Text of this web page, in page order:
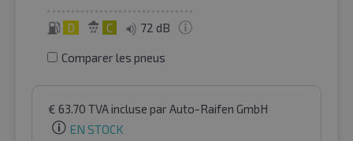
D C 72 dB
Comparer les pneus
€ 63.70 TVA incluse par Auto-Raifen GmbH
EN STOCK